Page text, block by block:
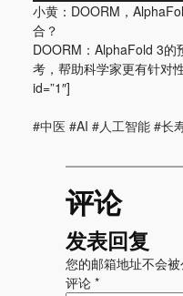
小黄：DOORM，
合？
DOORM：AlphaFold 3的
考，帮助科学家更有针对
id=”1″]
#中医 #AI #人工智能 #长
评论
发表回复
您的邮箱地址不会被
评论 *